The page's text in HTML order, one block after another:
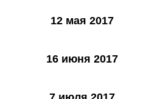
12 мая 2017
16 июня 2017